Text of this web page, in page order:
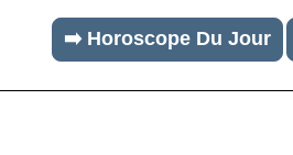
➡️ Horoscope Du Jour